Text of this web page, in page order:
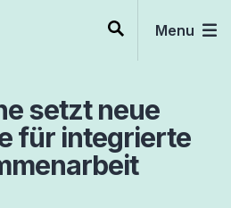
Menu
setzt neue
für integrierte